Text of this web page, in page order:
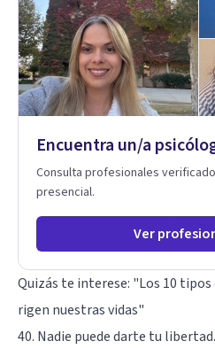
Encuentra un/a
Consulta profesionales
presencial.
Ver
Quizás te interese: "Los 10 tipos
rigen nuestras vidas"
40. Nadie puede darte tu